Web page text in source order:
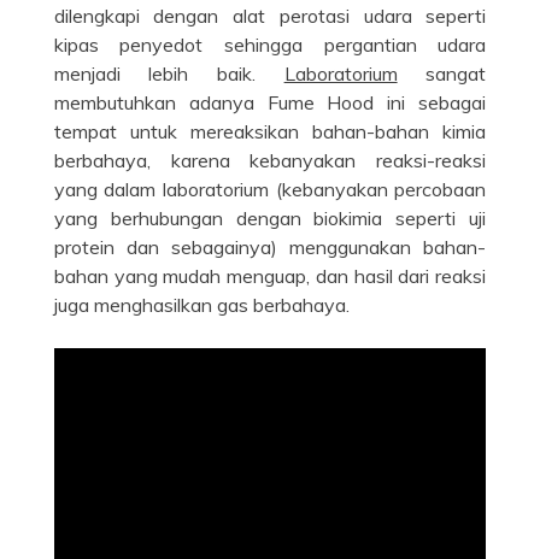
dilengkapi dengan alat perotasi udara seperti
kipas penyedot sehingga pergantian udara
menjadi lebih baik. Laboratorium sangat
membutuhkan adanya Fume Hood ini sebagai
tempat untuk mereaksikan bahan-bahan kimia
berbahaya, karena kebanyakan reaksi-reaksi
yang dalam laboratorium (kebanyakan percobaan
yang berhubungan dengan biokimia seperti uji
protein dan sebagainya) menggunakan bahan-
bahan yang mudah menguap, dan hasil dari reaksi
juga menghasilkan gas berbahaya.